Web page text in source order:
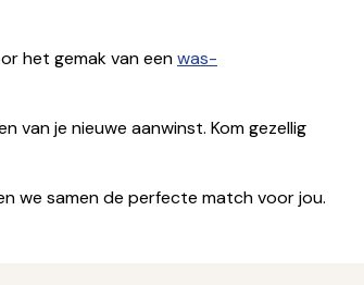
het gemak van eenwas-
van je nieuwe aanwinst. Kom gezellig
we samen de perfecte match voor jou.